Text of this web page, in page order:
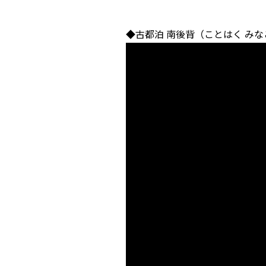
◆古都泊 南後背（ことはく みな